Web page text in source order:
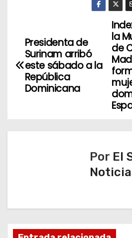
v
a
la
de
Presidenta de
Surinam arribó
este sábado a la
República
Dominicana
Por El